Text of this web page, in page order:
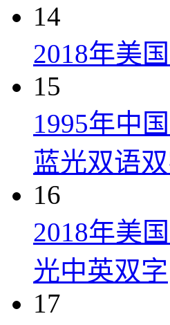
14
2018年美
15
1995年中
蓝光双语
16
2018年美
光中英双字
17